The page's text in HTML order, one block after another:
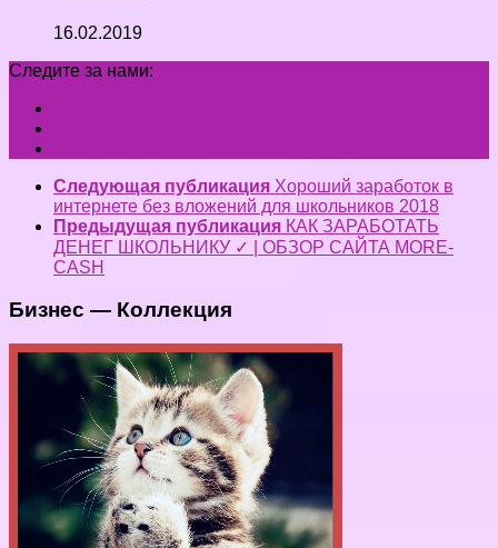
16.02.2019
Следите за нами:
Следующая публикация Хороший заработок в
интернете без вложений для школьников 2018
Предыдущая публикация КАК ЗАРАБОТАТЬ
ДЕНЕГ ШКОЛЬНИКУ ✓ | ОБЗОР САЙТА MORE-
CASH
Бизнес — Коллекция